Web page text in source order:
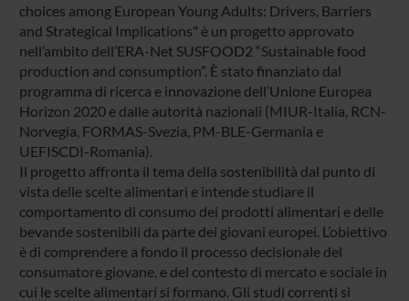
choices among European Young Adults: Drivers, Barriers
and Strategical Implications" è un progetto approvato
nell’ambito dell’ERA-Net SUSFOOD2 “Sustainable food
production and consumption”. È stato finanziato dal
programma di ricerca e innovazione dell’Unione Europea
Horizon 2020 e dalle autorità nazionali (MIUR-Italia, RCN-
Norvegia, FORMAS-Svezia, PM-BLE-Germania e
UEFISCDI-Romania).
Il progetto affronta il tema della sostenibilità dal punto di
vista delle scelte alimentari e intende studiare il
comportamento di consumo dei prodotti alimentari e delle
bevande sostenibili da parte dei giovani europei. L’obiettivo
è di comprendere a fondo il processo decisionale del
consumatore giovane, e del contesto di mercato e sociale in
cui le scelte alimentari si formano. Gli studi correnti si